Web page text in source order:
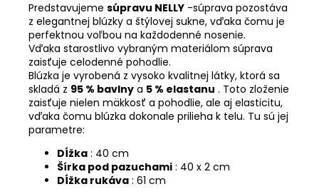
Predstavujeme súpravu NELLY -súprava pozostáva
z elegantnej blúzky a štýlovej sukne, vďaka čomu je
perfektnou voľbou na každodenné nosenie.
Vďaka starostlivo vybraným materiálom súprava
zaisťuje celodenné pohodlie.
Blúzka je vyrobená z vysoko kvalitnej látky, ktorá sa
skladá z 95 % bavlny a 5 % elastanu . Toto zloženie
zaisťuje nielen mäkkosť a pohodlie, ale aj elasticitu,
vďaka čomu blúzka dokonale prilieha k telu. Tu sú jej
parametre:
Dĺžka : 40 cm
Šírka pod pazuchami : 40 x 2 cm
Dĺžka rukáva : 61 cm